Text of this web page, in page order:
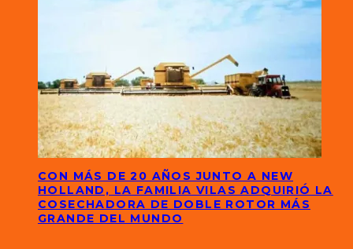
CON MÁS DE 20 AÑOS JUNTO A NEW
HOLLAND, LA FAMILIA VILAS ADQUIRIÓ LA
COSECHADORA DE DOBLE ROTOR MÁS
GRANDE DEL MUNDO